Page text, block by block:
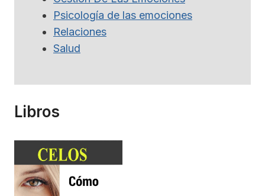
Psicología de las emociones
Relaciones
Salud
Libros